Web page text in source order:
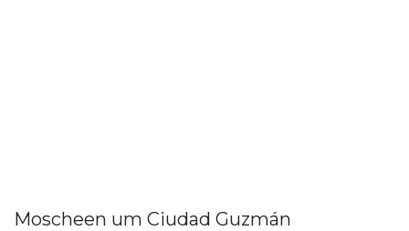
Moscheen um Ciudad Guzmán